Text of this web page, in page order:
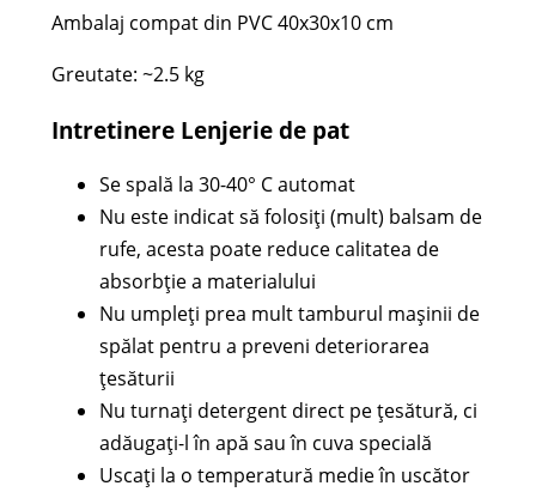
Ambalaj compat din PVC 40x30x10 cm
Greutate: ~2.5 kg
Intretinere Lenjerie de pat
Se spală la 30-40° C automat
Nu este indicat să folosiți (mult) balsam de
rufe, acesta poate reduce calitatea de
absorbție a materialului
Nu umpleți prea mult tamburul mașinii de
spălat pentru a preveni deteriorarea
țesăturii
Nu turnați detergent direct pe țesătură, ci
adăugați-l în apă sau în cuva specială
Uscați la o temperatură medie în uscător